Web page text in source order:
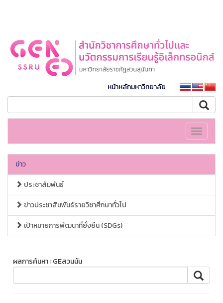
หน้าหลักมหาวิทยาลัย
Toggle
ข่าว
ประชาสัมพันธ์
ข่าวประชาสัมพันธ์รายวิชาศึกษาทั่วไป
เป้าหมายการพัฒนาที่ยั่งยืน (SDGs)
ผลการค้นหา : GEสวนนัน